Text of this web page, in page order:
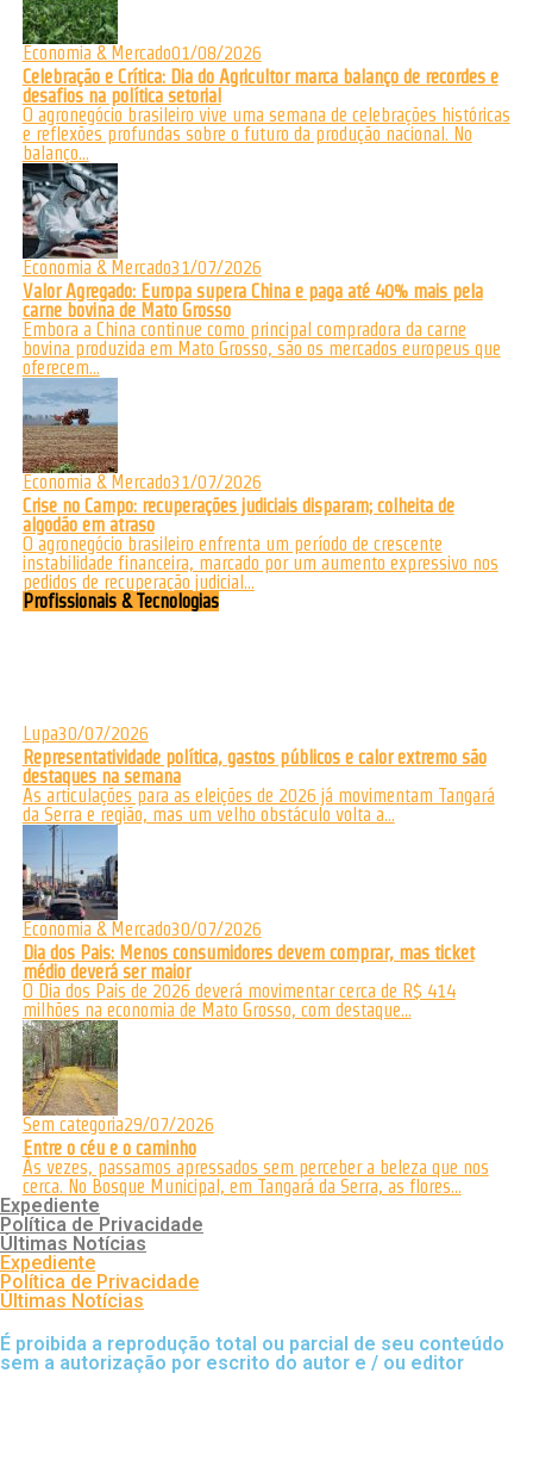
Economia & Mercado01/08/2026
Celebração e Crítica: Dia do Agricultor marca balanço de recordes e
desafios na política setorial
O agronegócio brasileiro vive uma semana de celebrações históricas
e reflexões profundas sobre o futuro da produção nacional. No
balanço...
Economia & Mercado31/07/2026
Valor Agregado: Europa supera China e paga até 40% mais pela
carne bovina de Mato Grosso
Embora a China continue como principal compradora da carne
bovina produzida em Mato Grosso, são os mercados europeus que
oferecem...
Economia & Mercado31/07/2026
Crise no Campo: recuperações judiciais disparam; colheita de
algodão em atraso
O agronegócio brasileiro enfrenta um período de crescente
instabilidade financeira, marcado por um aumento expressivo nos
pedidos de recuperação judicial...
Profissionais & Tecnologias
Lupa30/07/2026
Representatividade política, gastos públicos e calor extremo são
destaques na semana
As articulações para as eleições de 2026 já movimentam Tangará
da Serra e região, mas um velho obstáculo volta a...
Economia & Mercado30/07/2026
Dia dos Pais: Menos consumidores devem comprar, mas ticket
médio deverá ser maior
O Dia dos Pais de 2026 deverá movimentar cerca de R$ 414
milhões na economia de Mato Grosso, com destaque...
Sem categoria29/07/2026
Entre o céu e o caminho
Às vezes, passamos apressados sem perceber a beleza que nos
cerca. No Bosque Municipal, em Tangará da Serra, as flores...
Expediente
Política de Privacidade
Últimas Notícias
Expediente
Política de Privacidade
Últimas Notícias
É proibida a reprodução total ou parcial de seu conteúdo
sem a autorização por escrito do autor e / ou editor